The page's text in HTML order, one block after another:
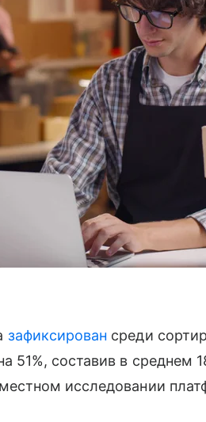
зафиксирован среди
51%, составив в среднем
исследовании